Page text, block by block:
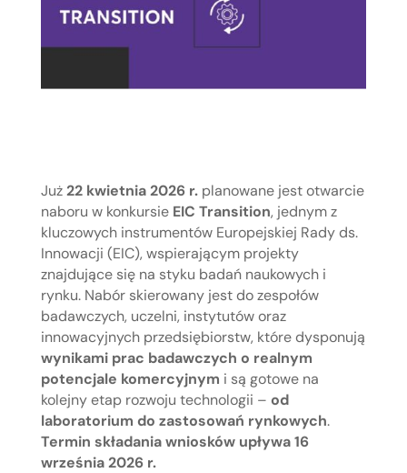
Już22 kwietnia 2026 r.planowane jest otwarcie
naboru w konkursie EIC Transition, jednym z
kluczowych instrumentów Europejskiej Rady ds.
Innowacji (EIC), wspierającym projekty
znajdujące się na styku badań naukowych i
rynku. Nabór skierowany jest do zespołów
badawczych, uczelni, instytutów oraz
innowacyjnych przedsiębiorstw, które dysponują
wynikami prac badawczych o realnym
potencjale komercyjnym i są gotowe na
kolejny etap rozwoju technologii – od
laboratorium do zastosowań rynkowych.
Termin składania wniosków upływa 16
września 2026 r.